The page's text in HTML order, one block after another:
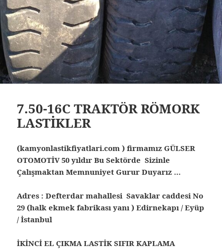
7.50-16C TRAKTÖR RÖMORK
LASTİKLER
(kamyonlastikfiyatlari.com ) firmamız GÜLSER
OTOMOTİV 50 yıldır Bu Sektörde Sizinle
Çalışmaktan Memnuniyet Gurur Duyarız …
Adres : Defterdar mahallesi Savaklar caddesi No
29 (halk ekmek fabrikası yanı ) Edirnekapı / Eyüp
/ İstanbul
İKİNCİ EL ÇIKMA LASTİK SIFIR KAPLAMA